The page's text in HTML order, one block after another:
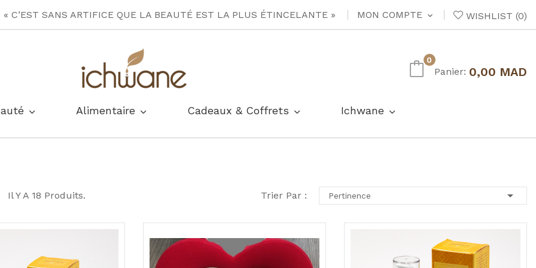
WISHLIST (0)
MON COMPTE expand_more
« C’EST SANS ARTIFICE QUE LA BEAUTÉ EST LA PLUS ÉTINCELANTE »
Panier: 0,00 MAD
0
Alimentaire Cadeaux & Coffrets Ichwane
Il Y A 18 Produits. Trier Par : Pertinence 